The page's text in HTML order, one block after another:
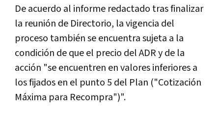
De acuerdo al informe redactado tras finalizar
la reunión de Directorio, la vigencia del
proceso también se encuentra sujeta a la
condición de que el precio del ADR y de la
acción "se encuentren en valores inferiores a
los fijados en el punto 5 del Plan ("Cotización
Máxima para Recompra")".